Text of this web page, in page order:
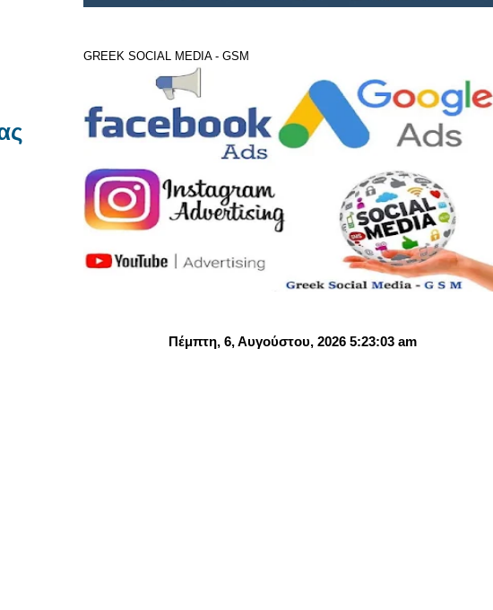
GREEK SOCIAL MEDIA - GSM
Πέμπτη, 6, Αυγούστου, 2026 5:23:04 am